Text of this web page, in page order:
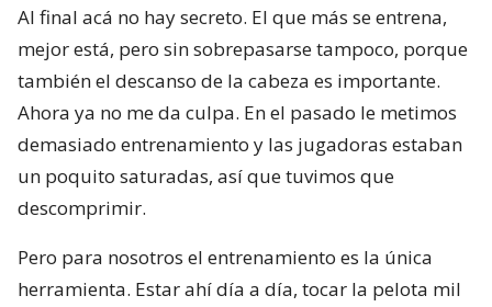
Al final acá no hay secreto. El que más se entrena,
mejor está, pero sin sobrepasarse tampoco, porque
también el descanso de la cabeza es importante.
Ahora ya no me da culpa. En el pasado le metimos
demasiado entrenamiento y las jugadoras estaban
un poquito saturadas, así que tuvimos que
descomprimir.
Pero para nosotros el entrenamiento es la única
herramienta. Estar ahí día a día, tocar la pelota mil